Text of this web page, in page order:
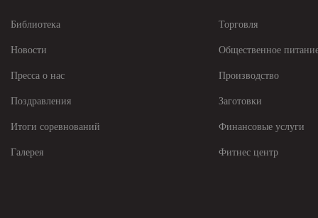
Библиотека
Новости
Пресса о нас
Поздравления
Итоги соревнований
Галерея
Торговля
Общественное
Производство
Заготовки
Финансовые услуги
Фитнес центр